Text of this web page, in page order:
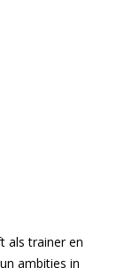
als trainer en
ambities in